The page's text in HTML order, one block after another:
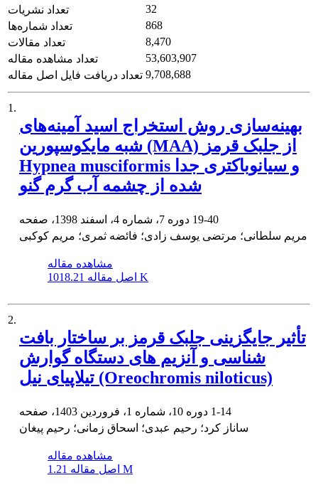
تعداد نشریات
32
تعداد شماره‌ها
868
تعداد مقالات
8,470
تعداد مشاهده مقاله
53,603,907
تعداد دریافت فایل اصل مقاله 9,708,688
1.
بهینه‌سازی روش استخراج اسید آمینه‌های
شبه مایکوسپورین (MAA) از جلبک قرمز
Hypnea musciformis و سیانوباکتری جدا
شده از چشمه‌ آب گرم گنو
19-40
مریم سلطانی؛ مرتضی یوسف زادی؛ فائضه ثمری؛ مریم کوکبی
مشاهده مقاله
اصل مقاله 1018.21 K
2.
تأثیر جایگزینی جلبک قرمز بر ساختار بافت
شناسی و آنزیم های دستگاه گوارش
تیلاپیای نیل (Oreochromis niloticus)
1-14
ساناز کرد؛ رحیم عبدی؛ اسحاق زمانی؛ رحیم پیغان
مشاهده مقاله
اصل مقاله 1.21 M